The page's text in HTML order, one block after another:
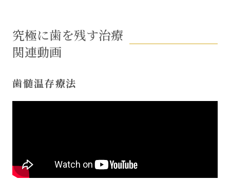
究極に歯を残す治療
関連動画
歯髄温存療法